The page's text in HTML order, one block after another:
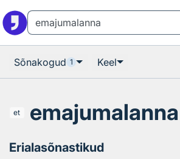
Sõnakogud 1 Keel
et emajumalanna
Erialasõnastikud